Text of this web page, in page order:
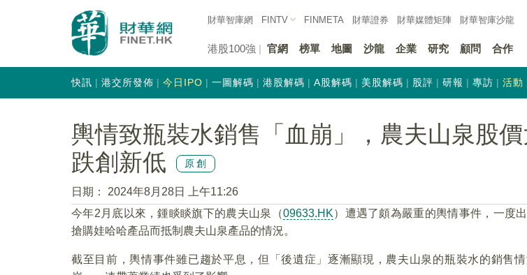
財華智庫網 FINTV FINMETA 財華證券 財華媒體矩陣 財華智庫沙龍
港股100強 官網 榜單 地圖 沙龍 企業 研究 顧問 合作
快訊 港交所發佈 今日IPO 一圖解碼 港股解碼 A股解碼 美股解碼 股評 研報 專訪 活動
輿情致瓶裝水銷售「血崩」，農夫山泉股價
跌創新低
原創
日期：
2024年8月28日 上午11:26
今年2月底以來，鍾睒睒旗下的農夫山泉（09633.HK）遭遇了頗為嚴重的輿情事件，一度
搶購娃哈哈產品而抵制農夫山泉產品的情況。
截至目前，輿情事件雖已趨於平息，但「後遺症」逐漸顯現，農夫山泉的瓶裝水的銷售